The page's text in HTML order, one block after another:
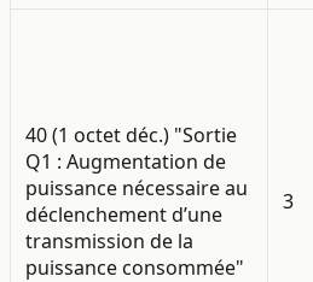
40 (1 octet déc.) "Sortie
Q1 : Augmentation de
puissance nécessaire au
déclenchement d’une
transmission de la
puissance consommée"
3